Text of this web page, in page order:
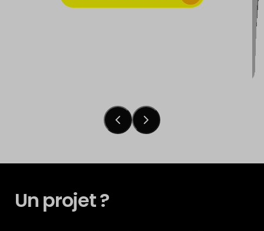
Découvrir l'installation
Un projet ?